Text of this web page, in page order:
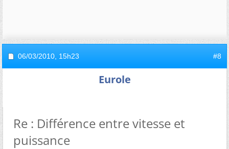
06/03/2010, 15h23 #8
Eurole
Re : Différence entre vitesse et
puissance